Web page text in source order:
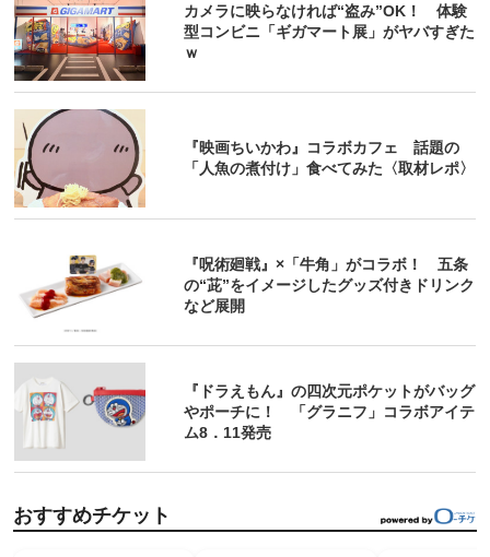
カメラに映らなければ“盗み”OK！ 体験
型コンビニ「ギガマート展」がヤバすぎた
ｗ
『映画ちいかわ』コラボカフェ 話題の
「人魚の煮付け」食べてみた〈取材レポ〉
『呪術廻戦』×「牛角」がコラボ！ 五条
の“茈”をイメージしたグッズ付きドリンク
など展開
『ドラえもん』の四次元ポケットがバッグ
やポーチに！ 「グラニフ」コラボアイテ
ム8．11発売
おすすめチケット